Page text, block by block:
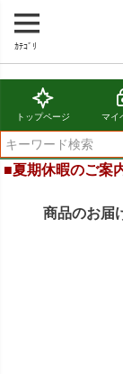
ｶﾃｺﾞﾘ
トップページ マイ
■夏期休暇のご案
商品のお届けは